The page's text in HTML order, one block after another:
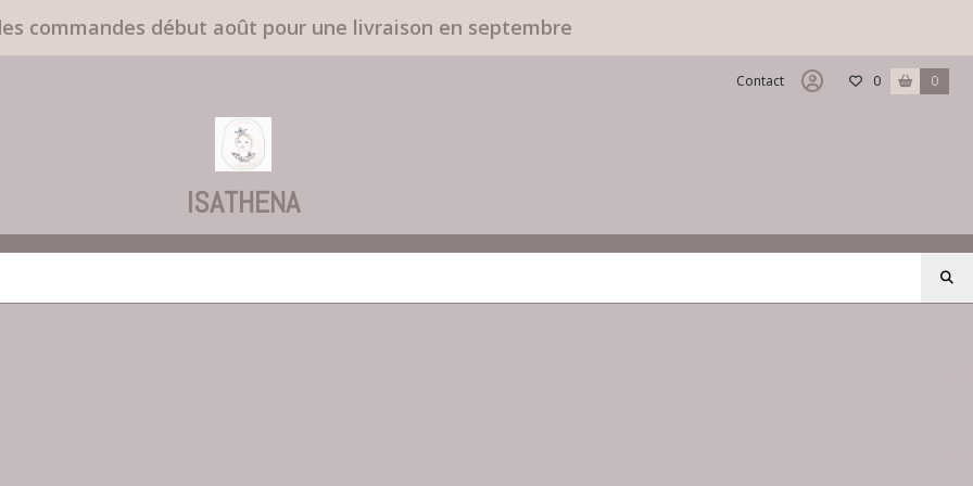
commandes début août pour une livraison en septembre
Contact 0 0
ISATHENA